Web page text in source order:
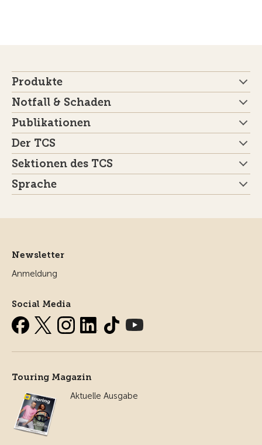
Produkte
Notfall & Schaden
Publikationen
Der TCS
Sektionen des TCS
Sprache
Newsletter
Anmeldung
Social Media
Touring Magazin
Aktuelle Ausgabe